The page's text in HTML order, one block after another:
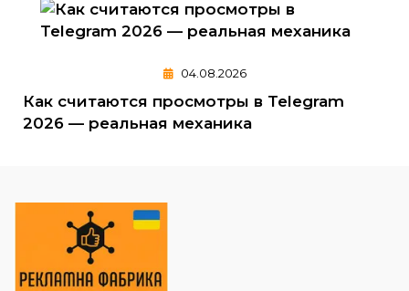
04.08.2026
Как считаются просмотры в Telegram
2026 — реальная механика